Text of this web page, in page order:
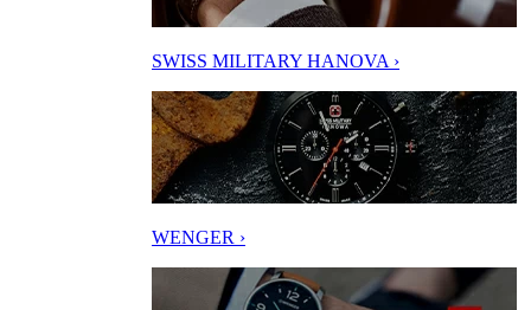
SWISS MILITARY HANOVA ›
WENGER ›